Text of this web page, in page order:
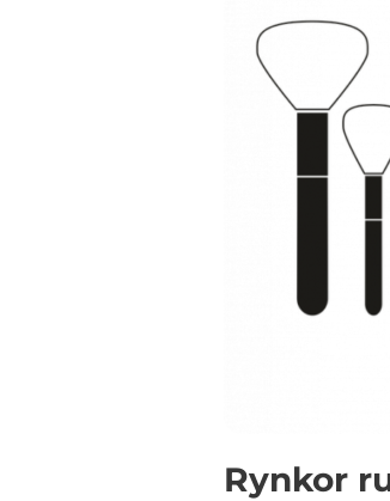
Rynkor